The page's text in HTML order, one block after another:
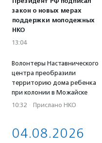
закон о новых мерах
поддержки молодежных
НКО
13:04
Волонтеры Наставнического
центра преобразили
территорию дома ребенка
при колонии в Можайске
10:32 · Прислано НКО
04.08.2026